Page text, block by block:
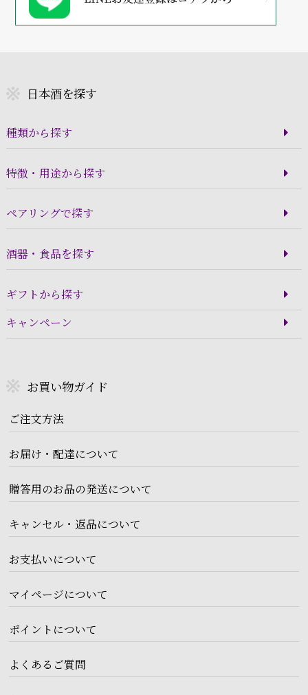
日本酒を探す
種類から探す
特徴・用途から探す
ペアリングで探す
酒器・食品を探す
ギフトから探す
キャンペーン
お買い物ガイド
ご注文方法
お届け・配達について
贈答用のお品の発送について
キャンセル・返品について
お支払いについて
マイページについて
ポイントについて
よくあるご質問